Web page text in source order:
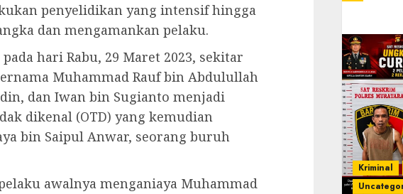
penyelidikan yang intensif hingga
dan mengamankan pelaku.
hari Rabu, 29 Maret 2023, sekitar
Muhammad Rauf bin Abdulullah
dan Iwan bin Sugianto menjadi
dikenal (OTD) yang kemudian
bin Saipul Anwar, seorang buruh
awalnya menganiaya Muhammad
Kriminal